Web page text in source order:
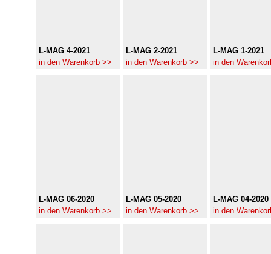
L-MAG 4-2021
in den Warenkorb >>
L-MAG 2-2021
in den Warenkorb >>
L-MAG 1-2021
in den
L-MAG 06-2020
in den Warenkorb >>
L-MAG 05-2020
in den Warenkorb >>
L-MAG 04-2020
in den